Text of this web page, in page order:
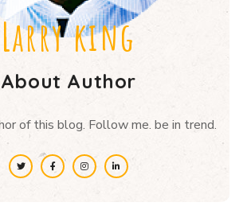
Larry king
About Author
of this blog. Follow me. be in trend.